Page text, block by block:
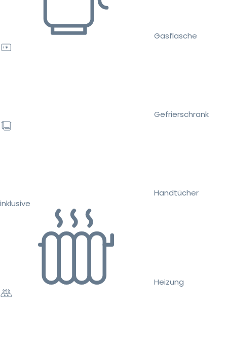
Gasflasche
Gefrierschrank
Handtücher
inklusive
Heizung